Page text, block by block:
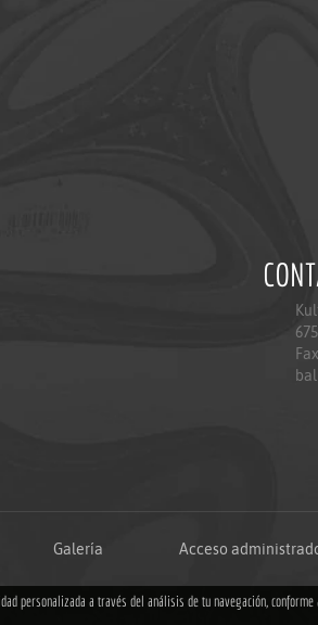
Galería Acceso
personalizada a través del análisis de tu navegación, conforme